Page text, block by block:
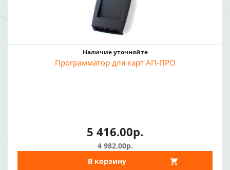
Наличие уточняйте
Программатор для карт АП-ПРО
5 416.00р.
4 982.00р.
В корзину